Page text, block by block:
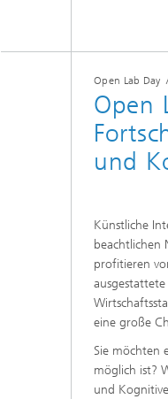
Open Lab Day
Open
und
Künstliche
beachtlichen
profitieren
eine große
Sie möchten
möglich ist?
und